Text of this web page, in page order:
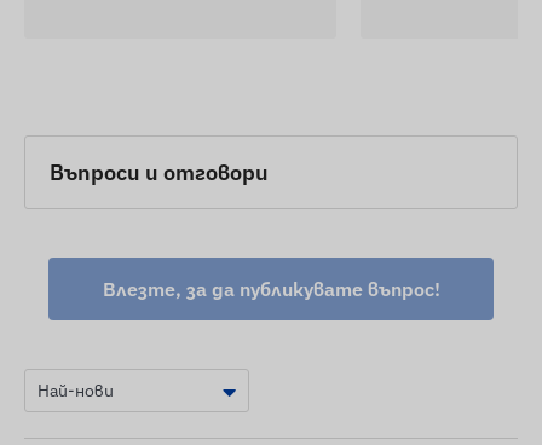
Въпроси и отговори
Влезте, за да публикувате въпрос!